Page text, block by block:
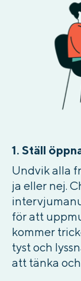
1. Ställ
Undvik alla
ja eller nej.
för att
kommer
tyst och
att tänka